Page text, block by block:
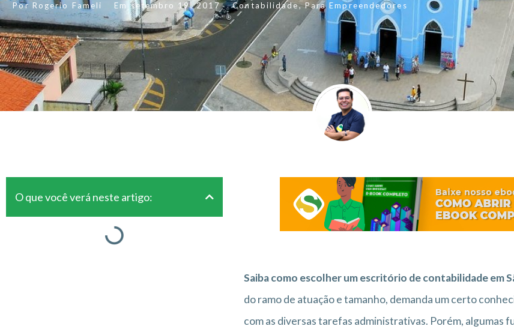
Por Rogerio Fameli Em setembro 19, 2017 Contabilidade,Para Empreendedores
O que você verá neste artigo:
Saiba como escolher um escritório de contabilidade em
do ramo de atuação e tamanho, demanda um certo
com as diversas tarefas administrativas. Porém, algumas